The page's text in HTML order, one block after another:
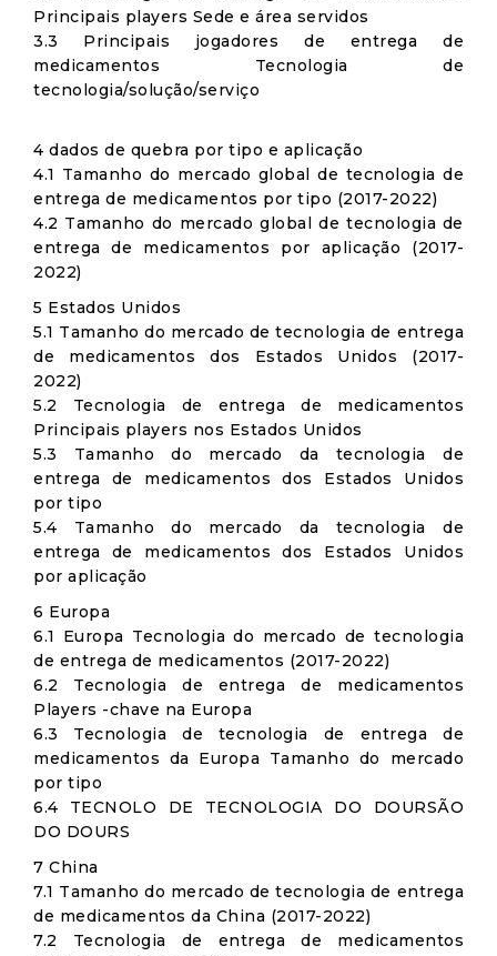
Principais players Sede e área servidos
3.3 Principais jogadores de entrega de
medicamentos Tecnologia de
tecnologia/solução/serviço
4 dados de quebra por tipo e aplicação
4.1 Tamanho do mercado global de tecnologia de
entrega de medicamentos por tipo (2017-2022)
4.2 Tamanho do mercado global de tecnologia de
entrega de medicamentos por aplicação (2017-
2022)
5 Estados Unidos
5.1 Tamanho do mercado de tecnologia de entrega
de medicamentos dos Estados Unidos (2017-
2022)
5.2 Tecnologia de entrega de medicamentos
Principais players nos Estados Unidos
5.3 Tamanho do mercado da tecnologia de
entrega de medicamentos dos Estados Unidos
por tipo
5.4 Tamanho do mercado da tecnologia de
entrega de medicamentos dos Estados Unidos
por aplicação
6 Europa
6.1 Europa Tecnologia do mercado de tecnologia
de entrega de medicamentos (2017-2022)
6.2 Tecnologia de entrega de medicamentos
Players -chave na Europa
6.3 Tecnologia de tecnologia de entrega de
medicamentos da Europa Tamanho do mercado
por tipo
6.4 TECNOLO DE TECNOLOGIA DO DOURSÃO
DO DOURS
7 China
7.1 Tamanho do mercado de tecnologia de entrega
de medicamentos da China (2017-2022)
7.2 Tecnologia de entrega de medicamentos